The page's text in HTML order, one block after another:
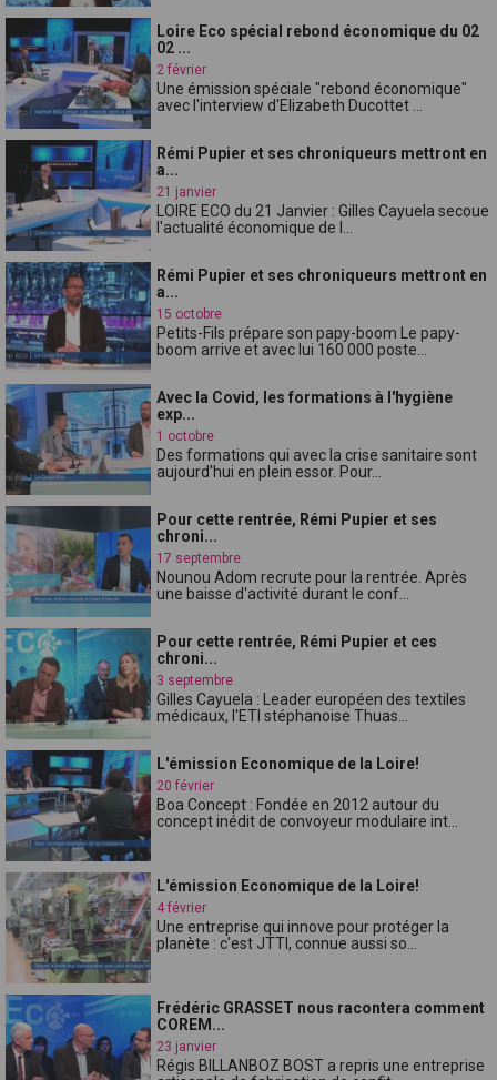
Loire Eco spécial rebond économique du 02
02 ...
2 février
Une émission spéciale "rebond économique"
avec l'interview d'Elizabeth Ducottet ...
Rémi Pupier et ses chroniqueurs mettront en
a...
21 janvier
LOIRE ECO du 21 Janvier : Gilles Cayuela secoue
l'actualité économique de l...
Rémi Pupier et ses chroniqueurs mettront en
a...
15 octobre
Petits-Fils prépare son papy-boom Le papy-
boom arrive et avec lui 160 000 poste...
Avec la Covid, les formations à l'hygiène
exp...
1 octobre
Des formations qui avec la crise sanitaire sont
aujourd'hui en plein essor. Pour...
Pour cette rentrée, Rémi Pupier et ses
chroni...
17 septembre
Nounou Adom recrute pour la rentrée. Après
une baisse d'activité durant le conf...
Pour cette rentrée, Rémi Pupier et ces
chroni...
3 septembre
Gilles Cayuela : Leader européen des textiles
médicaux, l'ETI stéphanoise Thuas...
L'émission Economique de la Loire!
20 février
Boa Concept : Fondée en 2012 autour du
concept inédit de convoyeur modulaire int...
L'émission Economique de la Loire!
4 février
Une entreprise qui innove pour protéger la
planète : c'est JTTI, connue aussi so...
Frédéric GRASSET nous racontera comment
COREM...
23 janvier
Régis BILLANBOZ BOST a repris une entreprise